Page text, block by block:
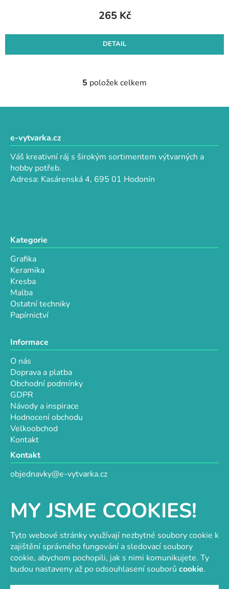
MY JSME COOKIES!
Tyto webové stránky využívají nezbytné soubory cookie k
zajištění správného fungování a sledovací soubory
cookie, abychom pochopili, jak s nimi komunikujete. Ty
budou nastaveny až po odsouhlasení souborů cookie.
265 Kč
DETAIL
O
l
a
c
p
ý
5 položek celkem
e-vytvarka.cz
Váš kreativní ráj s širokým sortimentem výtvarných a
hobby potřeb.
Adresa: Kasárenská 4, 695 01 Hodonín
Kategorie
Grafika
Keramika
Kresba
Malba
Ostatní techniky
Papírnictví
Informace
O nás
Doprava a platba
Obchodní podmínky
GDPR
Návody a inspirace
Hodnocení obchodu
Velkoobchod
Kontakt
Kontakt
objednavky@e-vytvarka.cz
Facebook
Velkoobchod s korálky a komponentyTvořit je radost